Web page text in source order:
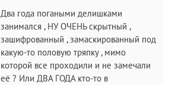
Два года погаными делишками
занимался , НУ ОЧЕНЬ скрытный ,
зашифрованный , замаскированный под
какую-то половую тряпку , мимо
которой все проходили и не замечали
её ? Или ДВА ГОДА кто-то в